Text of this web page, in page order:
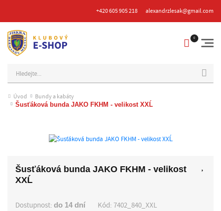
+420 605 905 218 alexandrzlesak@gmail.com
Úvod Bundy a kabáty
Šusťáková bunda JAKO FKHM - velikost XXĹ
Šusťáková bunda JAKO FKHM - velikost
XXĹ
Dostupnost:do 14 dní Kód: 7402_840_XXL